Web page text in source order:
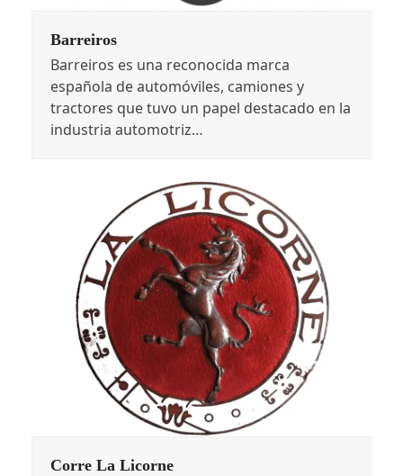
Barreiros
Barreiros es una reconocida marca
española de automóviles, camiones y
tractores que tuvo un papel destacado en la
industria automotriz…
Corre La Licorne